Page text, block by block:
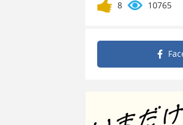
8 10765